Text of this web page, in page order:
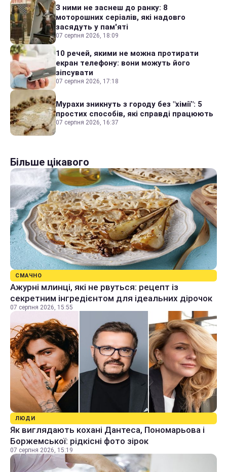
З ними не заснеш до ранку: 8
моторошних серіалів, які надовго
засядуть у пам'яті
07 серпня 2026, 18:09
10 речей, якими не можна протирати
екран телефону: вони можуть його
зіпсувати
07 серпня 2026, 17:18
Мурахи зникнуть з городу без "хімії": 5
простих способів, які справді працюють
07 серпня 2026, 16:37
Більше цікавого
СМАЧНО
Ажурні млинці, які не рвуться: рецепт із
секретним інгредієнтом для ідеальних дірочок
07 серпня 2026, 15:55
ЛЮДИ
Як виглядають кохані Дантеса, Пономарьова і
Боржемської: рідкісні фото зірок
07 серпня 2026, 15:19